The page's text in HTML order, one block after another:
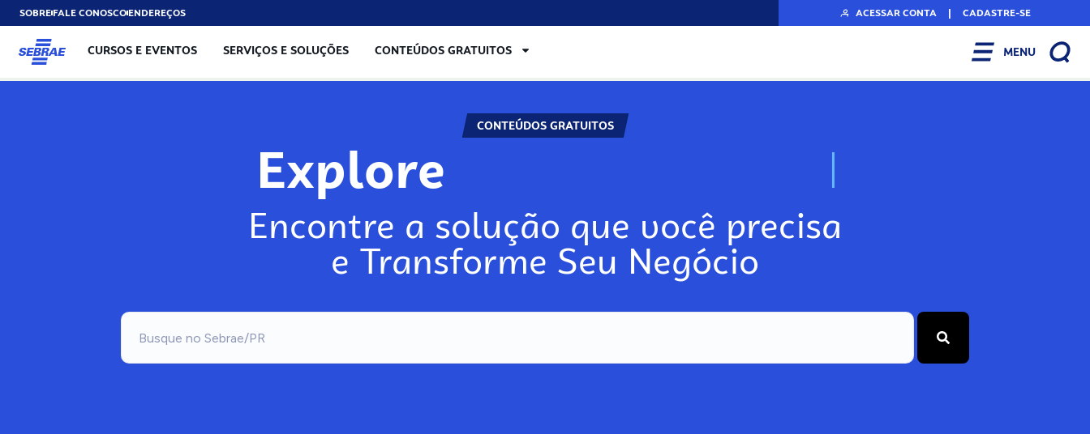
SOBREFALE CONOSCOENDEREÇOS ACESSAR CONTA | CADASTRE-SE
CURSOS E EVENTOS SERVIÇOS E SOLUÇÕES CONTEÚDOS GRATUITOS MENU
CONTEÚDOS GRATUITOS
Explore N
Encontre a solução que você precisa
e Transforme Seu Negócio